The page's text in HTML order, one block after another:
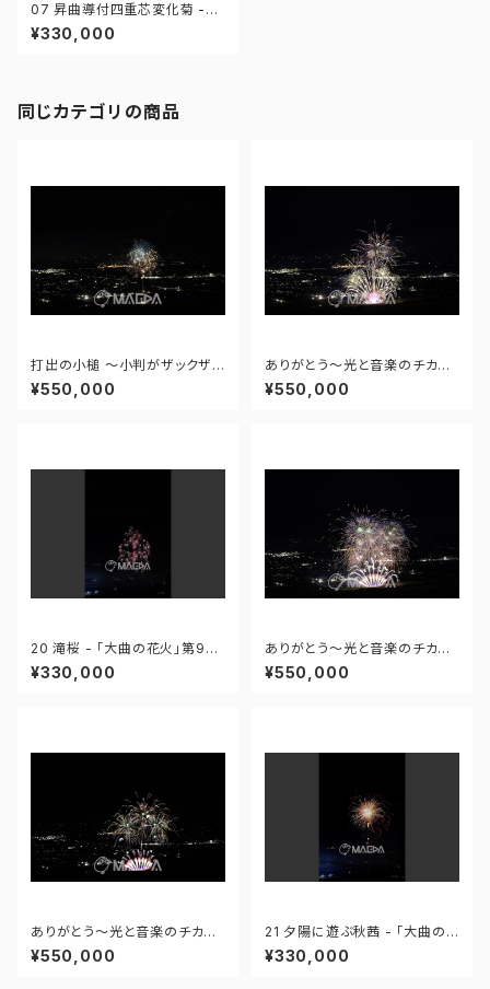
07 昇曲導付四重芯変化菊 -
「大曲の花火」第96回全国花火
競技大会 - 1725584209228
¥330,000
同じカテゴリの商品
打出の小槌 ～小判がザックザク
～ - 大曲の花火―春の章―「新
作花火コレクション2024 世界
¥550,000
ありがとう～光と音楽のチカラ
～ - 大曲の花火―春の章―「新
作花火コレクション2024 世界
¥550,000
20 滝桜 - 「大曲の花火」第96
回全国花火競技大会 - 172558
419995110
¥330,000
ありがとう～光と音楽のチカラ
～ - 大曲の花火―春の章―「新
作花火コレクション2024 世界
¥550,000
ありがとう～光と音楽のチカラ
～ - 大曲の花火―春の章―「新
作花火コレクション2024 世界
¥550,000
21 夕陽に遊ぶ秋茜 - 「大曲の
花火」第96回全国花火競技大会
- 172558419949425
¥330,000